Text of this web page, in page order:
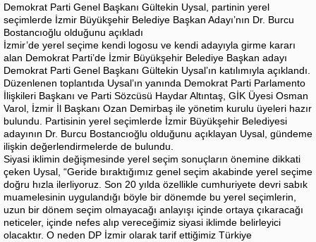
Demokrat Parti Genel Başkanı Gültekin Uysal, partinin yerel
seçimlerde İzmir Büyükşehir Belediye Başkan Adayı’nın Dr. Burcu
Bostancıoğlu olduğunu açıkladı
İzmir’de yerel seçime kendi logosu ve kendi adayıyla girme kararı
alan Demokrat Parti’de İzmir Büyükşehir Belediye Başkan adayı
Demokrat Parti Genel Başkanı Gültekin Uysal’ın katılımıyla açıklandı.
Düzenlenen toplantıda Uysal’ın yanında Demokrat Parti Parlamento
İlişkileri Başkanı ve Parti Sözcüsü Haydar Altıntaş, GİK Üyesi Osman
Varol, İzmir İl Başkanı Ozan Demirbaş ile yönetim kurulu üyeleri hazır
bulundu. Partisinin yerel seçimlerde İzmir Büyükşehir Belediyesi
adayının Dr. Burcu Bostancıoğlu olduğunu açıklayan Uysal, gündeme
ilişkin değerlendirmelerde de bulundu.
Siyasi iklimin değişmesinde yerel seçim sonuçların önemine dikkati
çeken Uysal, “Geride bıraktığımız genel seçim akabinde yerel seçime
doğru hızla ilerliyoruz. Son 20 yılda özellikle cumhuriyete devri sabık
muamelesinin uygulandığı böyle bir dönemde bu yerel seçimlerin,
uzun bir dönem seçim olmayacağı anlayışı içinde ortaya çıkaracağı
neticeler, içinde nefes alıp vereceğimiz siyasi iklimde belirleyici
olacaktır. O neden DP İzmir olarak tarif ettiğimiz Türkiye